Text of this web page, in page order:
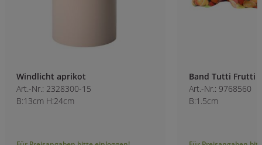
Windlicht aprikot
Art.-Nr.: 2328300-15
B:13cm H:24cm
Band Tutti Frutti
Art.-Nr.: 9768560
B:1.5cm